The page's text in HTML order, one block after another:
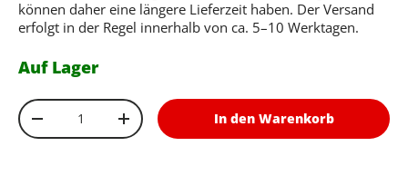
können daher eine längere Lieferzeit haben. Der Versand
erfolgt in der Regel innerhalb von ca. 5–10 Werktagen.
Auf Lager
Anzahl
Menge verringernMenge erhöhenIn den Warenkorb